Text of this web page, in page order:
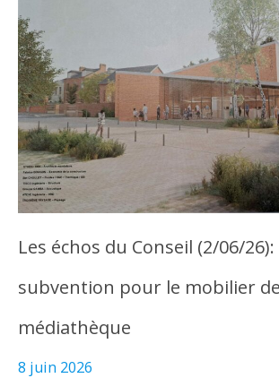
Les échos du Conseil (2/06/
subvention pour le mobilier
médiathèque
8 juin 2026